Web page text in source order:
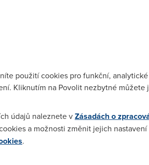
nevíte někdo jestli ty doby FUPu u
jede bez FUPu ?
použití cookies pro funkční,
Kliknutím na Povolit nezbytné můžete
údajů naleznete vZásadách o
a možnosti změnit jejich nastavení
.